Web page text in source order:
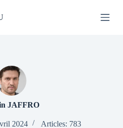
JAFFRO
2024 Articles: 783